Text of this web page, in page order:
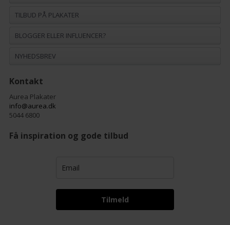
TILBUD PÅ PLAKATER
BLOGGER ELLER INFLUENCER?
NYHEDSBREV
Kontakt
Aurea Plakater
info@aurea.dk
5044 6800
Få inspiration og gode tilbud
Tilmeld